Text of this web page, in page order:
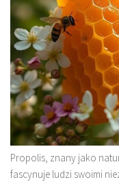
Propolis, znany jako
fascynuje ludzi swoimi